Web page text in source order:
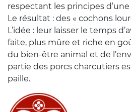
respectant les principes
Le résultat : des « cochons
L’idée : leur laisser le temps
faite, plus mûre et riche en
du bien-être animal et de
partie des porcs charcutiers
paille.